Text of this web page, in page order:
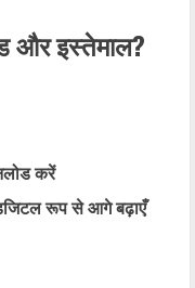
और इस्तेमाल?
करें
रूप से आगे बढ़ाएँ